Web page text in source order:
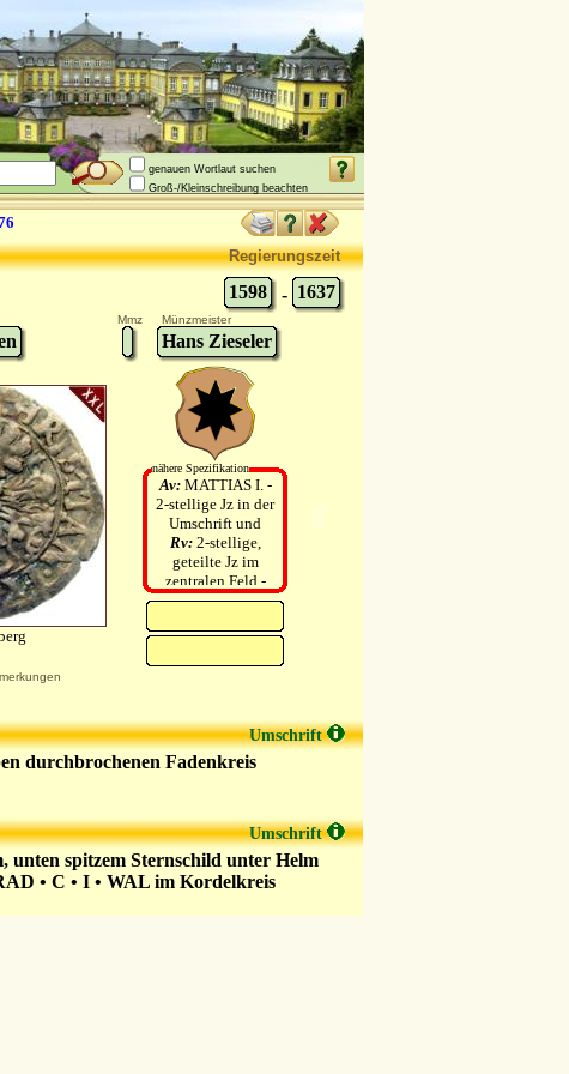
genauen Wortlaut suchen
Groß-/Kleinschreibung beachten
Regierungszeit
1598 - 1637
Mmz Münzmeister
Hans Zieseler
nähere Spezifikation
Av: MATTIAS I. -
2-stellige Jz in der
Umschrift und
Rv: 2-stellige,
geteilte Jz im
zentralen Feld -
kein MMz
Umschrift
durchbrochenen Fadenkreis
Umschrift
unten spitzem Sternschild unter Helm
• C • I • WAL im Kordelkreis